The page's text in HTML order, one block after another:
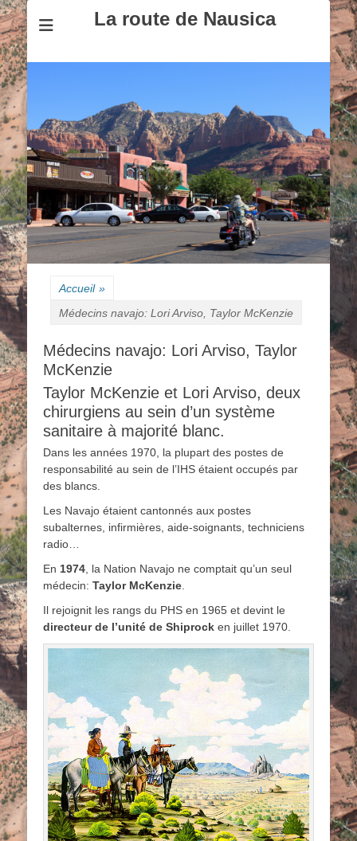
La route de Nausica
Accueil »
Médecins navajo: Lori Arviso, Taylor McKenzie
Médecins navajo: Lori Arviso, Taylor
McKenzie
Taylor McKenzie et Lori Arviso, deux
chirurgiens au sein d’un système
sanitaire à majorité blanc.
Dans les années 1970, la plupart des postes de
responsabilité au sein de l’IHS étaient occupés par
des blancs.
Les Navajo étaient cantonnés aux postes
subalternes, infirmières, aide-soignants, techniciens
radio…
En 1974, la Nation Navajo ne comptait qu’un seul
médecin: Taylor McKenzie.
Il rejoignit les rangs du PHS en 1965 et devint le
directeur de l’unité de Shiprock en juillet 1970.